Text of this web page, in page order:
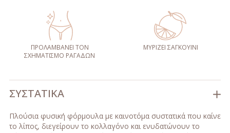
ΠΡΟΛΑΜΒΑΝΕΙ ΤΟΝ
ΣΧΗΜΑΤΙΣΜΟ ΡΑΓΑΔΩΝ
ΜΥΡΙΖΕΙ ΣΑΓΚΟΥΙΝΙ
ΣΥΣΤΑΤΙΚΆ
Πλούσια φυσική φόρμουλα με καινοτόμα συστατικά που καίνε
το λίπος, διεγείρουν το κολλαγόνο και ενυδατώνουν το